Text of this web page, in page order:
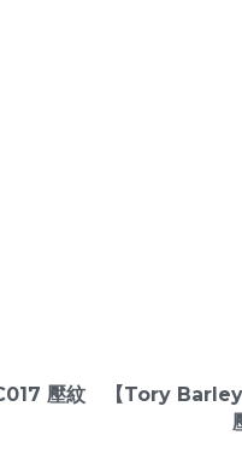
壓紋
【Tory